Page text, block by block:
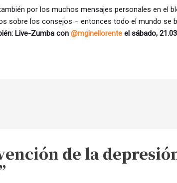
por los muchos mensajes personales en el
sobre los consejos – entonces todo el mundo se
Live-Zumba con@mginellorente el sábado,
de la